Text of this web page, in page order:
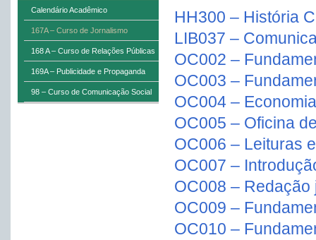
Calendário Acadêmico
167A – Curso de Jornalismo
168 A – Curso de Relações Públicas
169A – Publicidade e Propaganda
98 – Curso de Comunicação Social
HH300 – História
LIB037 –
OC002 –
OC003 –
OC004 –
OC005 – Oficina
OC006 – Leituras
OC007 –
OC008 –
OC009 –
OC010 –